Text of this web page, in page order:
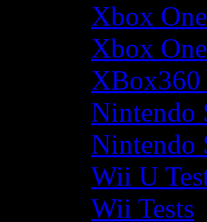
Xbox
Xbox
XBox360
Nintendo
Nintendo
Wii U
Wii Tests